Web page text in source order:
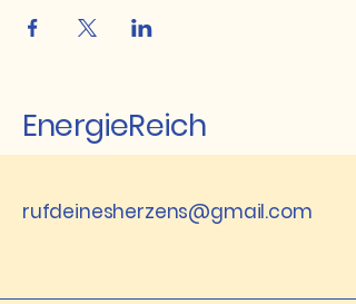
EnergieReich
rufdeinesherzens@gmail.com